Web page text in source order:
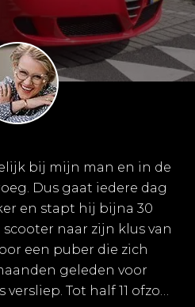
bij mijn man en in de
Dus gaat iedere dag
en stapt hij bijna 30
naar zijn klus van
een puber die zich
geleden voor
Tot half 11 ofzo…